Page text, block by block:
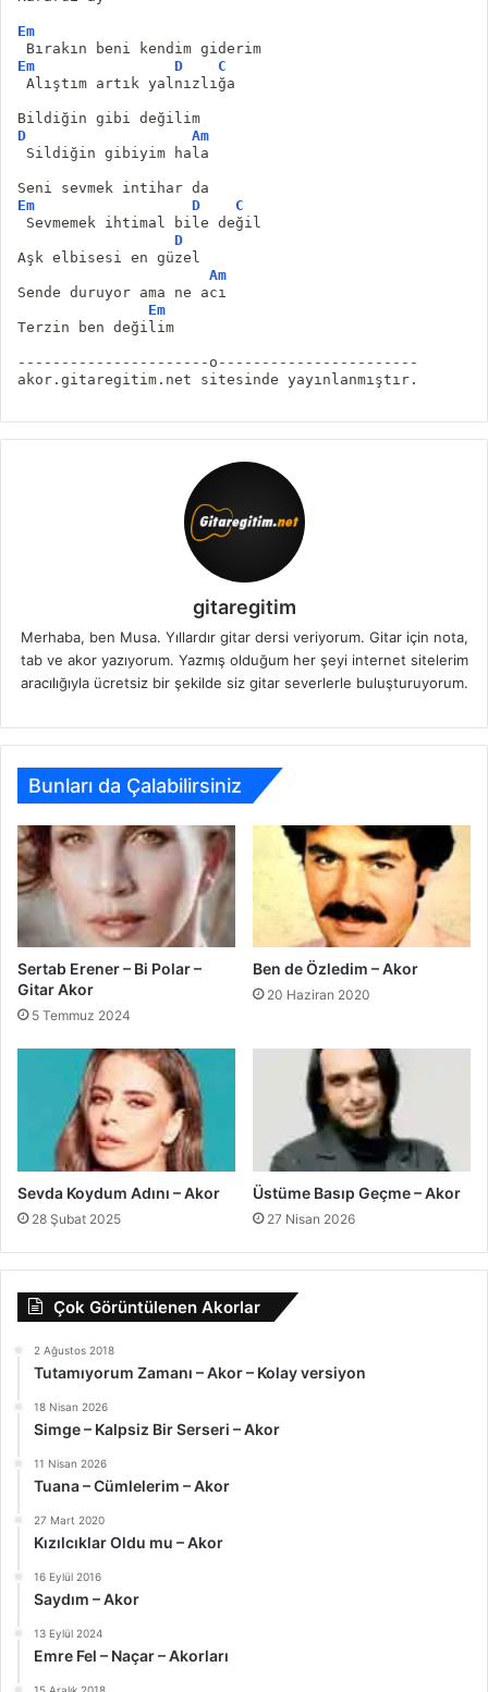
Em
Bırakın beni kendim giderim
Em
D
C
Alıştım artık yalnızlığa
Bildiğin gibi değilim
D
Am
Sildiğin gibiyim hala
Seni sevmek intihar da
Em
D
C
Sevmemek ihtimal bile değil
D
Aşk elbisesi en güzel
Am
Sende duruyor ama ne acı
Em
Terzin ben değilim
----------------------o-----------------------
akor.gitaregitim.net sitesinde yayınlanmıştır.
gitaregitim
Merhaba, ben Musa. Yıllardır gitar dersi veriyorum. Gitar için nota,
tab ve akor yazıyorum. Yazmış olduğum her şeyi internet sitelerim
aracılığıyla ücretsiz bir şekilde siz gitar severlerle buluşturuyorum.
Bunları da Çalabilirsiniz
Sertab Erener – Bi Polar –
Gitar Akor
5 Temmuz 2024
Ben de Özledim – Akor
20 Haziran 2020
Sevda Koydum Adını – Akor
28 Şubat 2025
Üstüme Basıp Geçme – Akor
27 Nisan 2026
Çok Görüntülenen Akorlar
2 Ağustos 2018
Tutamıyorum Zamanı – Akor – Kolay versiyon
18 Nisan 2026
Simge – Kalpsiz Bir Serseri – Akor
11 Nisan 2026
Tuana – Cümlelerim – Akor
27 Mart 2020
Kızılcıklar Oldu mu – Akor
16 Eylül 2016
Saydım – Akor
13 Eylül 2024
Emre Fel – Naçar – Akorları